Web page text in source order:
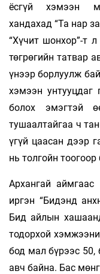
ёсгүй хэмээн
хандахад “Та нар
“Хүчит шонхор”-т
төгрөгийн татвар
үнээр борлуулж
хэмээн унтууцдаг
болох эмэгтэй
тушаалтайгаа ч
үгүй цаасан дээр
нь толгойн
Архангай
иргэн “Бидэнд
Бид айлын
тодорхой
бод мал бүрээс 50,
авч байна. Бас